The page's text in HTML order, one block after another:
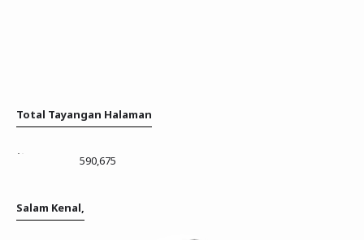
Total Tayangan Halaman
590,675
Salam Kenal,